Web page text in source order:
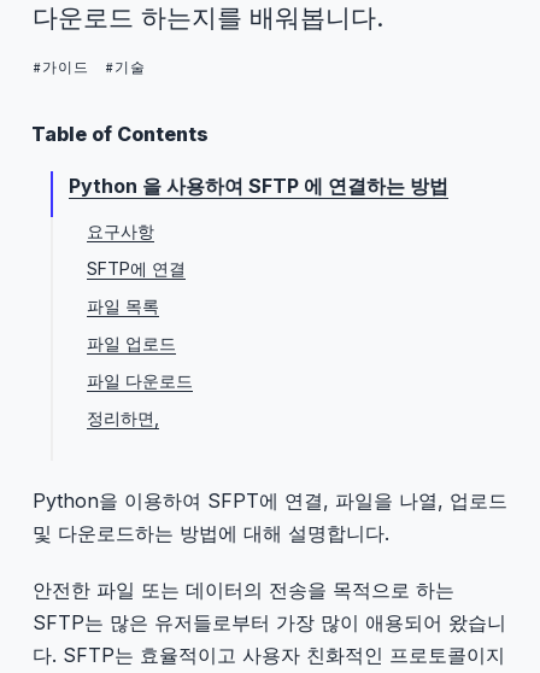
다운로드 하는지를 배워봅니다.
가이드 기술
Table of Contents
Python 을 사용하여 SFTP 에 연결하는 방법
요구사항
SFTP에 연결
파일 목록
파일 업로드
파일 다운로드
정리하면,
Python을 이용하여 SFPT에 연결, 파일을 나열, 업로드
및 다운로드하는 방법에 대해 설명합니다.
안전한 파일 또는 데이터의 전송을 목적으로 하는
SFTP는 많은 유저들로부터 가장 많이 애용되어 왔습니
다. SFTP는 효율적이고 사용자 친화적인 프로토콜이지